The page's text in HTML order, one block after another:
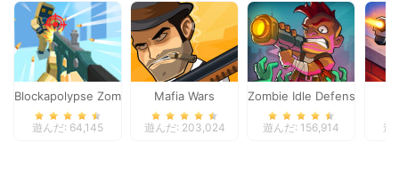
Blockapolypse Zombie Shooter
遊んだ: 64,145
Mafia Wars
遊んだ: 203,024
Zombie Idle Defense
遊んだ: 156,914 遊